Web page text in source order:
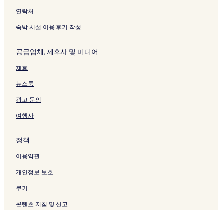
연락처
숙박 시설 이용 후기 작성
공급업체, 제휴사 및 미디어
제휴
뉴스룸
광고 문의
여행사
정책
이용약관
개인정보 보호
쿠키
콘텐츠 지침 및 신고